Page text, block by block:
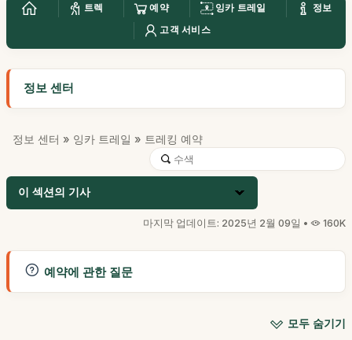
트렉 예약 잉카 트레일
정보
고객 서비스
정보 센터
정보 센터 » 잉카 트레일 » 트레킹 예약
이 섹션의 기사
마지막 업데이트: 2025년 2월 09일 • 160K
예약에 관한 질문
모두 숨기기